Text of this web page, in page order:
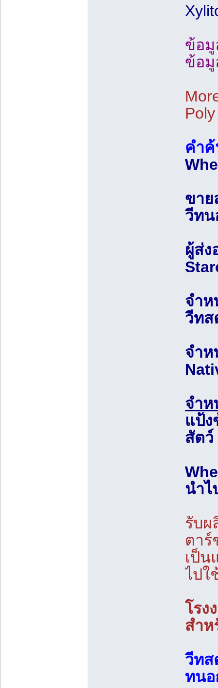
ข้อมู
ข้อ
คำ
ขาย
วีทน
ผู้ส่ง
จำห
วีทส
จำห
จำห
แป้
สัตว์
นำไ
รับผ
ตาร์
เป็น
ไปใ
โรง
สำห
วีทส
ทนอ